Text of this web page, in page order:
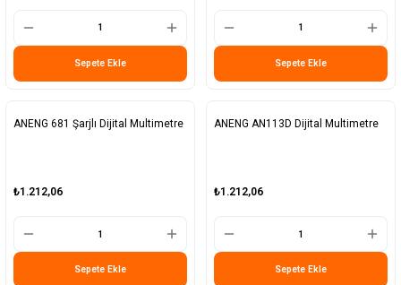
Sepete Ekle Sepete Ekle
ANENG 681 Şarjlı Dijital Multimetre
₺1.212,06
Sepete Ekle
ANENG AN113D Dijital Multimetre
₺1.212,06
Sepete Ekle